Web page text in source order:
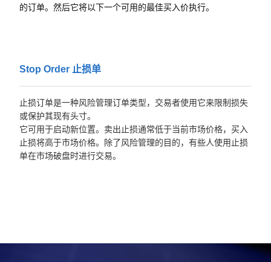
的订单。然后它将以下一个可用的最佳买入价执行。
Stop Order 止损单
止损订单是一种风险管理订单类型，交易者使用它来限制损失
或保护其现有头寸。
它可用于启动新位置。卖出止损通常低于当前市场价格，买入
止损将高于市场价格。除了风险管理的目的，有些人使用止损
单在市场破盘时进行交易。